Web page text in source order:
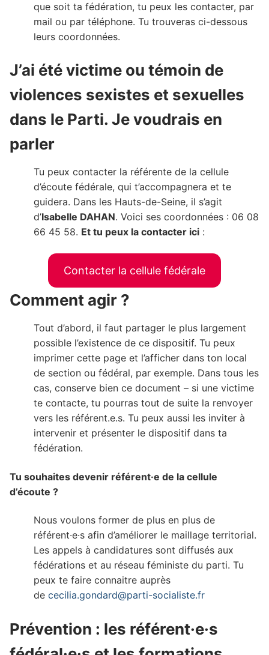
que soit ta fédération, tu peux les contacter, par
mail ou par téléphone. Tu trouveras ci-dessous
leurs coordonnées.
J’ai été victime ou témoin de
violences sexistes et sexuelles
dans le Parti. Je voudrais en
parler
Tu peux contacter la référente de la cellule
d’écoute fédérale, qui t’accompagnera et te
guidera. Dans les Hauts-de-Seine, il s’agit
d’Isabelle DAHAN. Voici ses coordonnées : 06 08
66 45 58. Et tu peux la contacter ici :
Contacter la cellule fédérale
Comment agir ?
Tout d’abord, il faut partager le plus largement
possible l’existence de ce dispositif. Tu peux
imprimer cette page et l’afficher dans ton local
de section ou fédéral, par exemple. Dans tous les
cas, conserve bien ce document – si une victime
te contacte, tu pourras tout de suite la renvoyer
vers les référent.e.s. Tu peux aussi les inviter à
intervenir et présenter le dispositif dans ta
fédération.
Tu souhaites devenir référent·e de la cellule
d’écoute ?
Nous voulons former de plus en plus de
référent·e·s afin d’améliorer le maillage territorial.
Les appels à candidatures sont diffusés aux
fédérations et au réseau féministe du parti. Tu
peux te faire connaitre auprès
de cecilia.gondard@parti-socialiste.fr
Prévention : les référent·e·s